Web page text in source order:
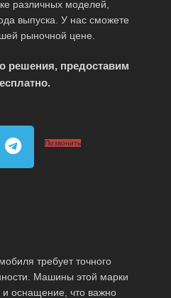
различных моделей,
выпуска. У нас сможете
рыночной цене.
решения, предоставим
Позвонить
требует точного
Машины этой марки
и оснащение, что важно